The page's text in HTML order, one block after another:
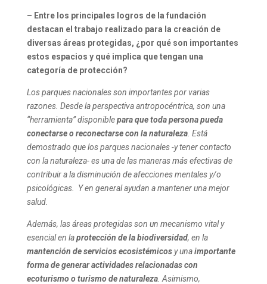
– Entre los principales logros de la fundación
destacan el trabajo realizado para la creación de
diversas áreas protegidas, ¿por qué son importantes
estos espacios y qué implica que tengan una
categoría de protección?
Los parques nacionales son importantes por varias
razones. Desde la perspectiva antropocéntrica, son una
“herramienta” disponiblepara que toda persona pueda
conectarse o reconectarse con la naturaleza. Está
demostrado que los parques nacionales -y tener contacto
con la naturaleza- es una de las maneras más efectivas de
contribuir a la disminución de afecciones mentales y/o
psicológicas. Y en general ayudan a mantener una mejor
salud.
Además, las áreas protegidas son un mecanismo vital y
esencial en laprotección de la biodiversidad, en la
mantención de servicios ecosistémicosy unaimportante
forma de generar actividades relacionadas con
ecoturismo o turismo de naturaleza. Asimismo,